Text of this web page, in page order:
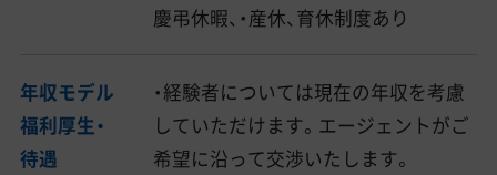
慶弔休暇、・産休、育休制度あり
年収モデル
福利厚生・
待遇
・経験者については現在の年収を考慮
していただけます。エージェントがご
希望に沿って交渉いたします。